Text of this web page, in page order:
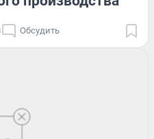
Обсудить